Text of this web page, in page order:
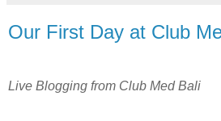
Our First Day at Club
Live Blogging from Club Med Bali